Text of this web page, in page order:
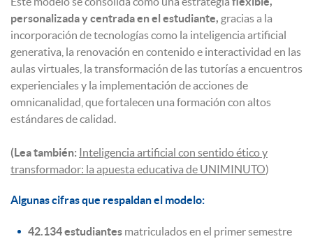
personalizada y centrada en el estudiante, gracias a la
incorporación de tecnologías como la inteligencia artificial
generativa, la renovación en contenido e interactividad en las
aulas virtuales, la transformación de las tutorías a encuentros
experienciales y la implementación de acciones de
omnicanalidad, que fortalecen una formación con altos
estándares de calidad.
(Lea también: Inteligencia artificial con sentido ético y
transformador: la apuesta educativa de UNIMINUTO)
Algunas cifras que respaldan el modelo:
42.134 estudiantes matriculados en el primer semestre